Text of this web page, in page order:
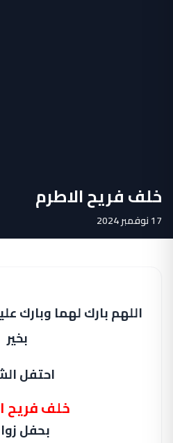
خلف فريح الاطرم
17 نوفمبر 2024
اللهم بارك لهما وبارك
بخير
احتفل
خلف فريح
بحفل